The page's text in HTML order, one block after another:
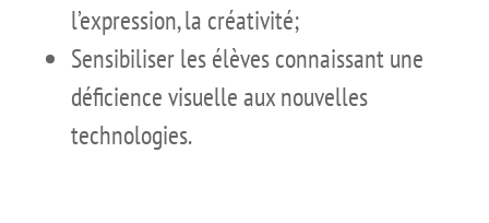
l’expression, la créativité;
Sensibiliser les élèves connaissant une
déficience visuelle aux nouvelles
technologies.